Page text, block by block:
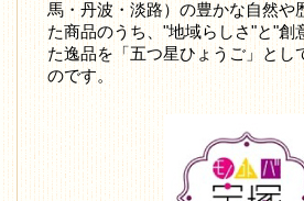
馬・丹波・淡路）の豊かな自然や
た商品のうち、"地域らしさ"と"創
た逸品を「五つ星ひょうご」とし
のです。